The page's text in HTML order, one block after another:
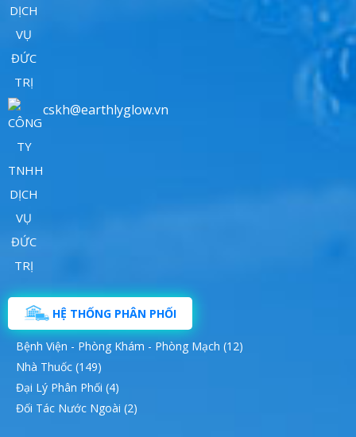
cskh@earthlyglow.vn
HỆ THỐNG PHÂN PHỐI
Bệnh Viện - Phòng Khám - Phòng Mạch (12)
Nhà Thuốc (149)
Đại Lý Phân Phối (4)
Đối Tác Nước Ngoài (2)